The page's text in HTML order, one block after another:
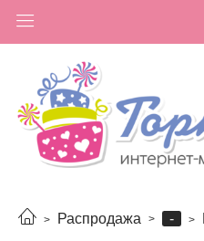
Распродажа -